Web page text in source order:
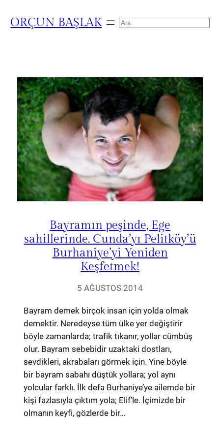
ORÇUN BAŞLAK Search
Bayramın peşinde, Ege
sahillerinde. Cunda’yı Pelitköy’ü
Burhaniye’yi Yeniden
Keşfetmek!
5 AĞUSTOS 2014
Bayram demek birçok insan için yolda olmak
demektir. Neredeyse tüm ülke yer değiştirir
böyle zamanlarda; trafik tıkanır, yollar cümbüş
olur. Bayram sebebidir uzaktaki dostları,
sevdikleri, akrabaları görmek için. Yine böyle
bir bayram sabahı düştük yollara; yol aynı
yolcular farklı. İlk defa Burhaniye’ye ailemde bir
kişi fazlasıyla çıktım yola; Elif’le. İçimizde bir
olmanın keyfi, gözlerde bir…